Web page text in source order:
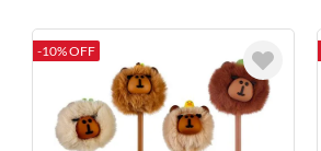
-10% OFF